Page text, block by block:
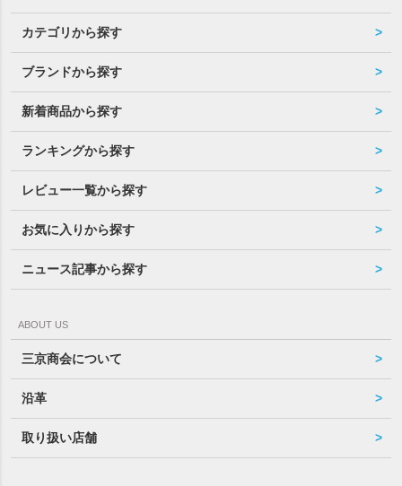
カテゴリから探す
ブランドから探す
新着商品から探す
ランキングから探す
レビュー一覧から探す
お気に入りから探す
ニュース記事から探す
ABOUT US
三京商会について
沿革
取り扱い店舗